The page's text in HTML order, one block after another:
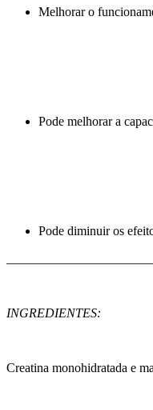
Melhorar o
Pode melhorar a
Pode diminuir os
INGREDIENTES:
Creatina monohidratada e